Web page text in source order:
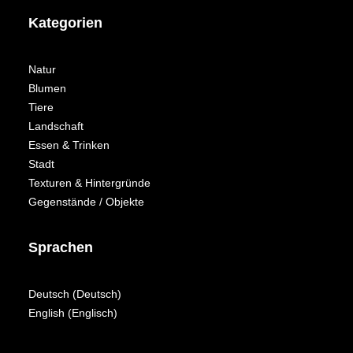
Kategorien
Natur
Blumen
Tiere
Landschaft
Essen & Trinken
Stadt
Texturen & Hintergründe
Gegenstände / Objekte
Sprachen
Deutsch (Deutsch)
English (Englisch)